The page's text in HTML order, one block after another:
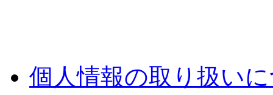
個人情報の取り扱い